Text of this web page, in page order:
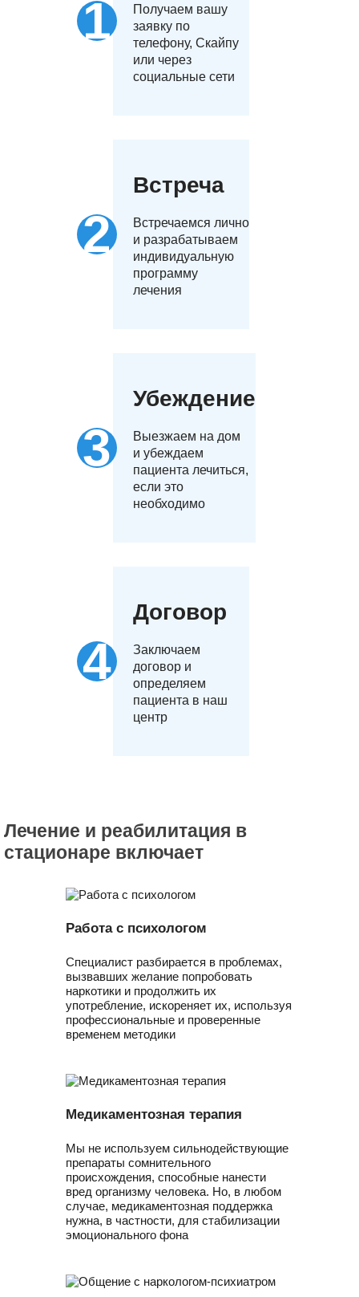
Получаем вашу
заявку по
телефону, Скайпу
или через
социальные сети
Встреча
Встречаемся лично
и разрабатываем
индивидуальную
программу
лечения
Убеждение
Выезжаем на дом
и убеждаем
пациента лечиться,
если это
необходимо
Договор
Заключаем
договор и
определяем
пациента в наш
центр
Лечение и реабилитация в
стационаре включает
Работа с психологом
Специалист разбирается в проблемах,
вызвавших желание попробовать
наркотики и продолжить их
употребление, искореняет их, используя
профессиональные и проверенные
временем методики
Медикаментозная терапия
Мы не используем сильнодействующие
препараты сомнительного
происхождения, способные нанести
вред организму человека. Но, в любом
случае, медикаментозная поддержка
нужна, в частности, для стабилизации
эмоционального фона